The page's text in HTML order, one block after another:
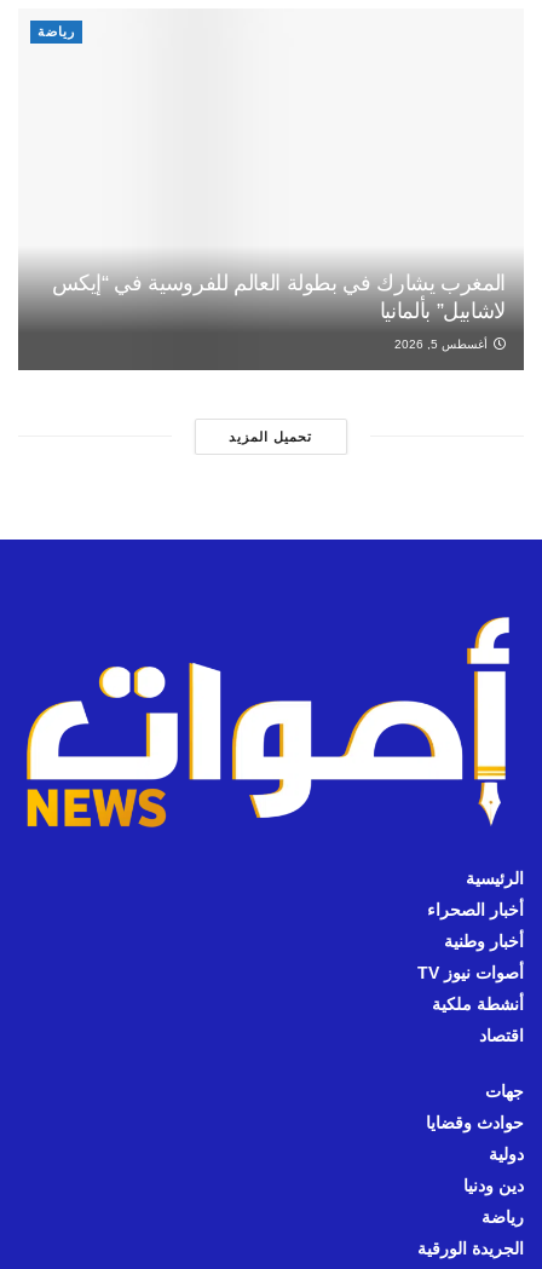
رياضة
المغرب يشارك في بطولة العالم للفروسية في “إيكس
لاشابيل” بألمانيا
أغسطس 5, 2026
تحميل المزيد
الرئيسية
أخبار الصحراء
أخبار وطنية
أصوات نيوز TV
أنشطة ملكية
اقتصاد
جهات
حوادث وقضايا
دولية
دين ودنيا
رياضة
الجريدة الورقية